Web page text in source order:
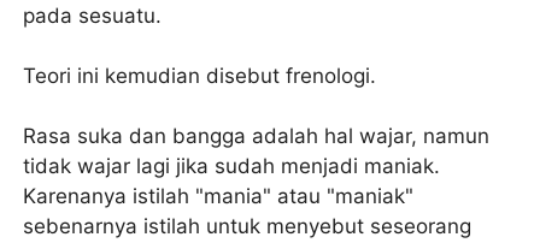
pada sesuatu.
Teori ini kemudian disebut frenologi.
Rasa suka dan bangga adalah hal wajar, namun
tidak wajar lagi jika sudah menjadi maniak.
Karenanya istilah "mania" atau "maniak"
sebenarnya istilah untuk menyebut seseorang